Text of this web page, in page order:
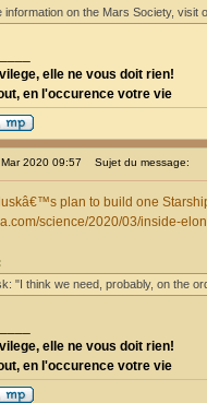
information on the Mars Society, visit
elle ne vous doit rien!
en l'occurence votre vie
2020 09:57 Sujet du message:
plan to build one
science/2020/03/inside-
"I think we need, probably, on the
elle ne vous doit rien!
en l'occurence votre vie